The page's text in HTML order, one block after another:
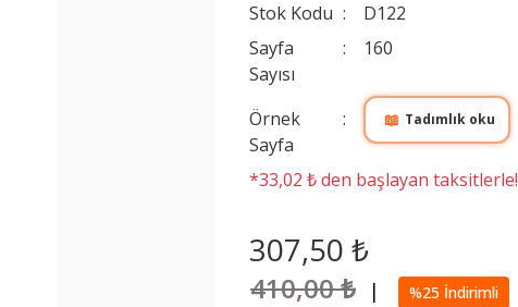
Stok Kodu
D122
Sayfa
Sayısı
160
Örnek
Sayfa
📖 Tadımlık oku
*33,02 ₺ den başlayan taksitlerle!
307,50 ₺
410,00 ₺ | %25 İndirimli